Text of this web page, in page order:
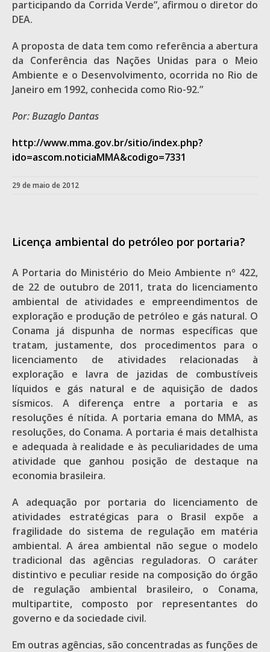
participando da Corrida Verde”, afirmou o diretor do
DEA.
A proposta de data tem como referência a abertura
da Conferência das Nações Unidas para o Meio
Ambiente e o Desenvolvimento, ocorrida no Rio de
Janeiro em 1992, conhecida como Rio-92.”
Por: Buzaglo Dantas
http://www.mma.gov.br/sitio/index.php?
ido=ascom.noticiaMMA&codigo=7331
29 de maio de 2012
Licença ambiental do petróleo por portaria?
A Portaria do Ministério do Meio Ambiente nº 422,
de 22 de outubro de 2011, trata do licenciamento
ambiental de atividades e empreendimentos de
exploração e produção de petróleo e gás natural. O
Conama já dispunha de normas específicas que
tratam, justamente, dos procedimentos para o
licenciamento de atividades relacionadas à
exploração e lavra de jazidas de combustíveis
líquidos e gás natural e de aquisição de dados
sísmicos. A diferença entre a portaria e as
resoluções é nítida. A portaria emana do MMA, as
resoluções, do Conama. A portaria é mais detalhista
e adequada à realidade e às peculiaridades de uma
atividade que ganhou posição de destaque na
economia brasileira.
A adequação por portaria do licenciamento de
atividades estratégicas para o Brasil expõe a
fragilidade do sistema de regulação em matéria
ambiental. A área ambiental não segue o modelo
tradicional das agências reguladoras. O caráter
distintivo e peculiar reside na composição do órgão
de regulação ambiental brasileiro, o Conama,
multipartite, composto por representantes do
governo e da sociedade civil.
Em outras agências, são concentradas as funções de